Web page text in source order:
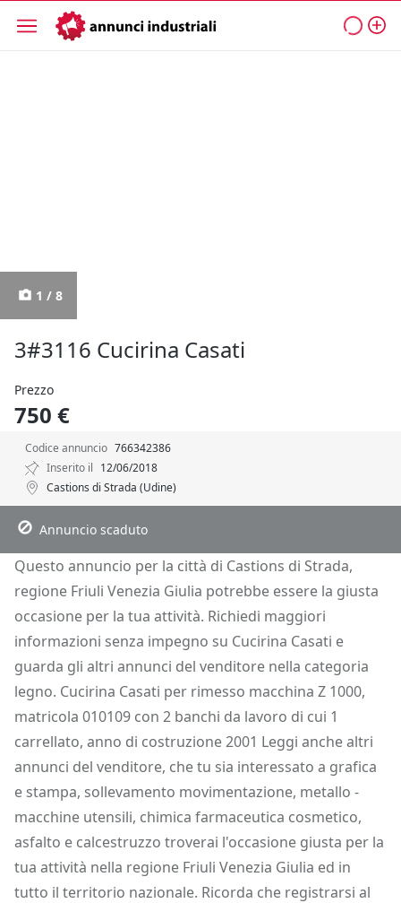
1 / 8
3#3116 Cucirina Casati
Prezzo
750 €
Codice annuncio 766342386
Inserito il 12/06/2018
Castions di Strada (Udine)
Descrizione
Dettagli Posizione Richiedi Info
Annuncio scaduto
Questo annuncio per la città di Castions di Strada,
regione Friuli Venezia Giulia potrebbe essere la giusta
occasione per la tua attività. Richiedi maggiori
informazioni senza impegno su Cucirina Casati e
guarda gli altri annunci del venditore nella categoria
legno. Cucirina Casati per rimesso macchina Z 1000,
matricola 010109 con 2 banchi da lavoro di cui 1
carrellato, anno di costruzione 2001 Leggi anche altri
annunci del venditore, che tu sia interessato a grafica
e stampa, sollevamento movimentazione, metallo -
macchine utensili, chimica farmaceutica cosmetico,
asfalto e calcestruzzo troverai l'occasione giusta per la
tua attività nella regione Friuli Venezia Giulia ed in
tutto il territorio nazionale. Ricorda che registrarsi al